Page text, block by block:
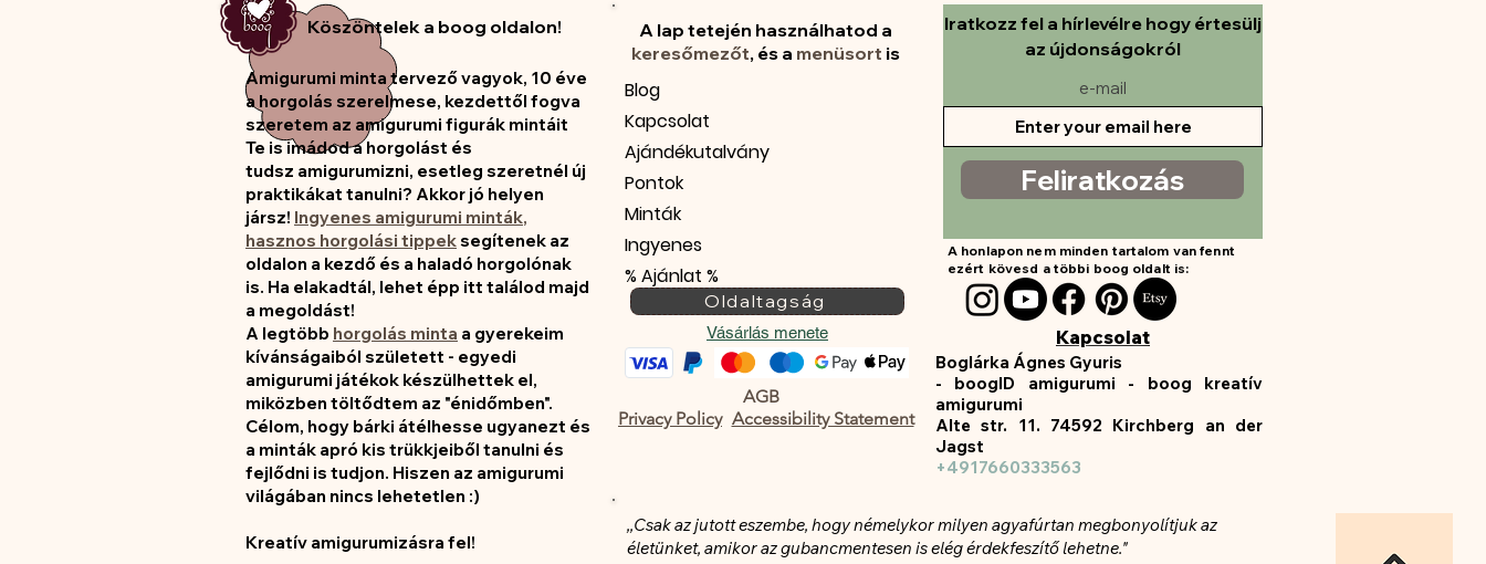
Köszöntelek a boog oldalon!
Amigurumi minta tervezővagyok, 10 éve
a horgolás szerelmese, kezdettől fogva
szeretem az amigurumi figurák mintáit
Te is imádod a horgolást és
tudsz amigurumizni, esetleg szeretnél új
praktikákat tanulni? Akkor jó helyen
jársz! Ingyenes amigurumi minták,
hasznos horgolási tippeksegítenek az
oldalon a kezdő és a haladó horgolónak
is. Ha elakadtál, lehet épp itt találod majd
a megoldást!
A legtöbb horgolás minta a gyerekeim
kívánságaiból született - egyedi
amigurumi játékok készülhettek el,
miközben töltődtem az "énidőmben".
Célom, hogy bárki átélhesse ugyanezt és
a minták apró kis trükkjeiből tanulni és
fejlődni is tudjon. Hiszen az amigurumi
világában nincs lehetetlen :)
Kreatív amigurumizásra fel!
A lap tetején használhatod a
keresőmezőt, és a menüsort is
Blog
Kapcsolat
Ajándékutalvány
Pontok
Minták
Ingyenes
% Ajánlat %
Oldaltagság
Vásárlás menete
AGB
Privacy Policy Accessibility Statement
Iratkozz fel a hírlevélre hogy értesülj
az újdonságokról
e-mail
Feliratkozás
A honlapon nem minden tartalom van fennt
ezért kövesd a többi boog oldalt is:
Kapcsolat
Boglárka Ágnes Gyuris
- boogID amigurumi - boog kreatív
amigurumi
Alte str. 11. 74592 Kirchberg an der
Jagst
+4917660333563
,,Csak az jutott eszembe, hogy némelykor milyen agyafúrtan megbonyolítjuk az
életünket, amikor az gubancmentesen is elég érdekfeszítő lehetne."